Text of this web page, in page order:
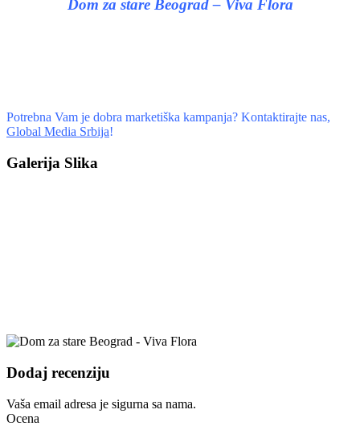
Dom za stare Beograd – Viva Flora
Potrebna Vam je dobra marketiška kampanja? Kontaktirajte nas,
Global Media Srbija!
Galerija Slika
Dodaj recenziju
Vaša email adresa je sigurna sa nama.
Ocena